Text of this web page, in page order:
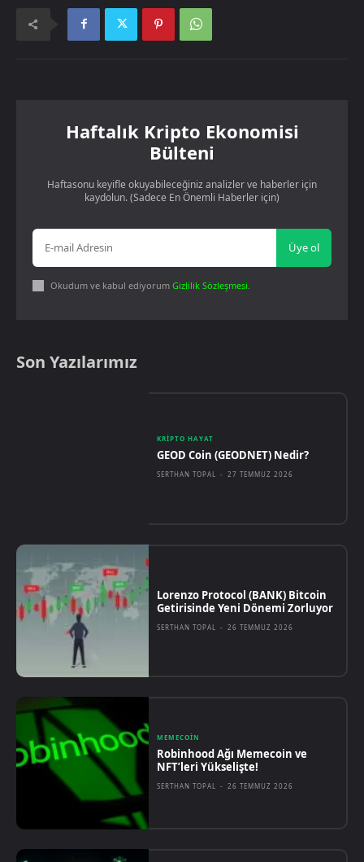
Haftalık Kripto Ekonomisi
Bülteni
Haftasonu keyifle okuyabileceğiniz analizler ve haberler için
kaydolun. (Sadece En Önemli Haberler için)
Üye ol
Okudum ve kabul ediyorum Gizlilik Sözleşmesi
Son Yazılarımız
KRIPTO HAYAT
GEOD Coin (GEODNET) Nedir?
SERTHAN TOPAL - 27 TEMMUZ 2026
Lorenzo Protocol (BANK) Bitcoin
Getirisinde Yeni Dönemi Zorluyor
SERTHAN TOPAL - 26 TEMMUZ 2026
MEMECOIN
Robinhood Ağı Memecoin ve
NFT’leri Yükselişte!
SERTHAN TOPAL - 26 TEMMUZ 2026